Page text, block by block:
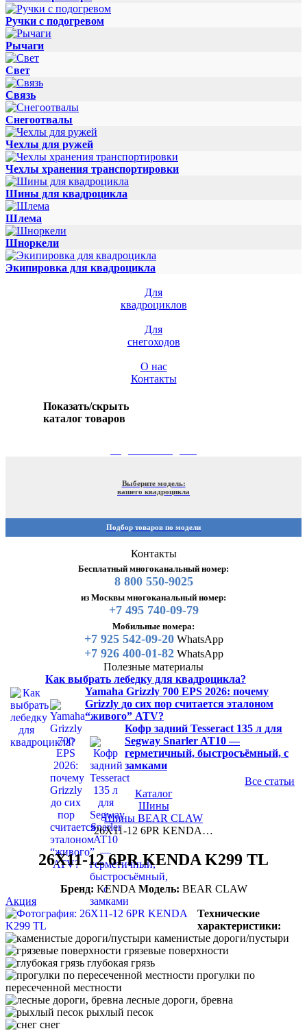
Ручки с подогревом
Рычаги
Свет
Связь
Снегоотвалы
Чехлы для ружей
Чехлы хранения транспортировки
Шины для квадроцикла
Шлема
Шноркели
Экипировка для квадроцикла
Для
квадроциклов
Для
снегоходов
О нас
Контакты
Показать/скрыть
каталог товаров
Выберите модель:
вашего квадроцикла
Подбор товаров по модели
Контакты
Бесплатный многоканальный номер:
8 800 550-9025
из Москвы многоканальный номер:
+7 495 740-09-79
Мобильные номера:
+7 925 542-09-20WhatsApp
+7 926 400-01-82WhatsApp
Полезные материалы
Как выбрать лебедку для квадроцикла?
Yamaha Grizzly 700 EPS 2026: почему
Grizzly до сих пор считается эталоном
“живого” ATV?
Кофр задний Tesseract 135 л для
Segway Snarler AT10 —
герметичный, быстросъёмный, с
замками
Все статьи
Каталог
Шины
Шины BEAR CLAW
26X11-12 6PR KENDA…
26X11-12 6PR KENDA K299 TL
Бренд: KENDA Модель: BEAR CLAW
Акция
Технические
характеристики:
каменистые дороги/пустыри
грязевые поверхности
глубокая грязь
прогулки по
пересеченной местности
лесные дороги, бревна
рыхлый песок
снег